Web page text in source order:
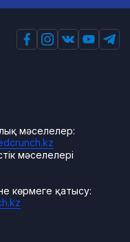
мәселелер:
мәселелері
көрмеге қатысу: